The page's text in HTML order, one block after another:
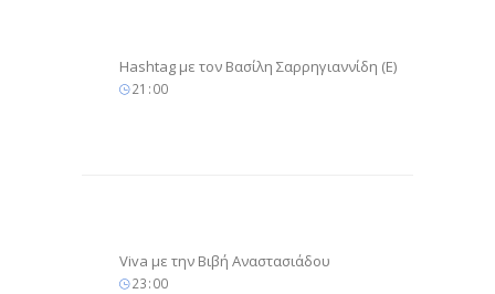
Hashtag με τον Βασίλη Σαρρηγιαννίδη (E)
21 :00
Viva με την Βιβή Αναστασιάδου
23:00